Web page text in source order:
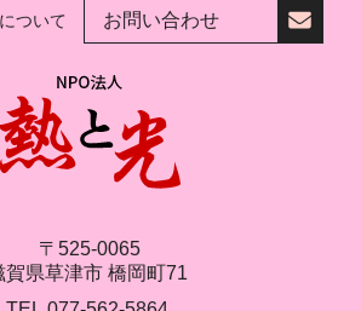
ついて お問い合わせ
〒525-0065
賀県草津市 橋岡町71